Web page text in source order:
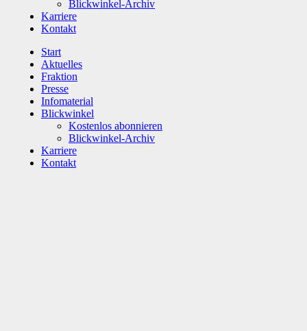
Blickwinkel-Archiv
Karriere
Kontakt
Start
Aktuelles
Fraktion
Presse
Infomaterial
Blickwinkel
Kostenlos abonnieren
Blickwinkel-Archiv
Karriere
Kontakt